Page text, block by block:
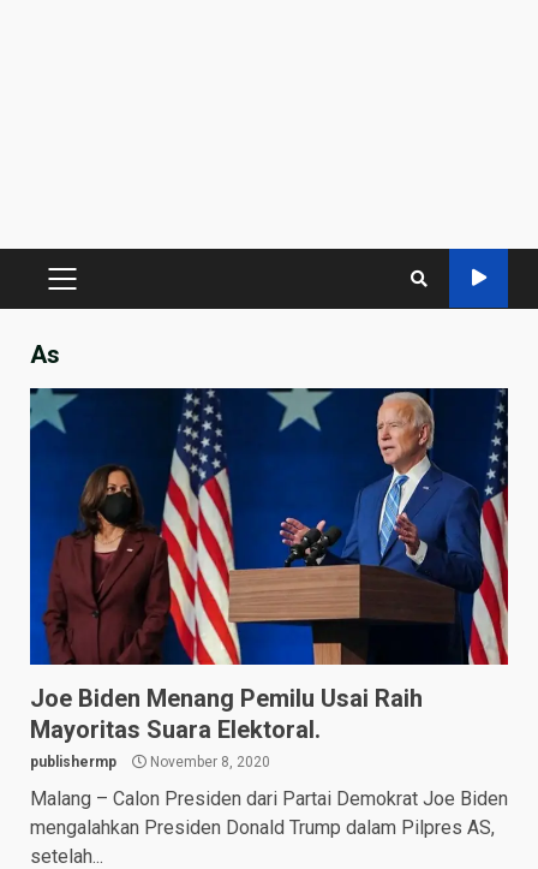
PRIMARY
As
Joe Biden Menang Pemilu Usai Raih
Mayoritas Suara Elektoral.
publishermp November 8, 2020
Malang – Calon Presiden dari Partai Demokrat Joe Biden
mengalahkan Presiden Donald Trump dalam Pilpres AS,
setelah...